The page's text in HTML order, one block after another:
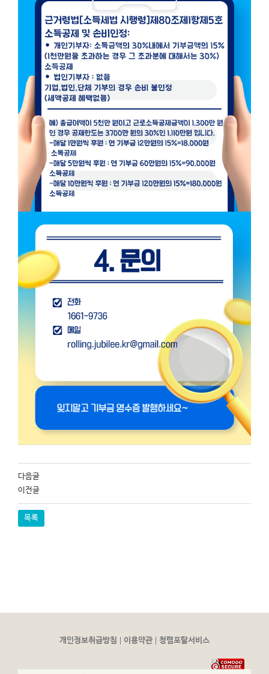
다음글
이전글
목록
개인정보취급방침 이용약관 청렴포탈서비스